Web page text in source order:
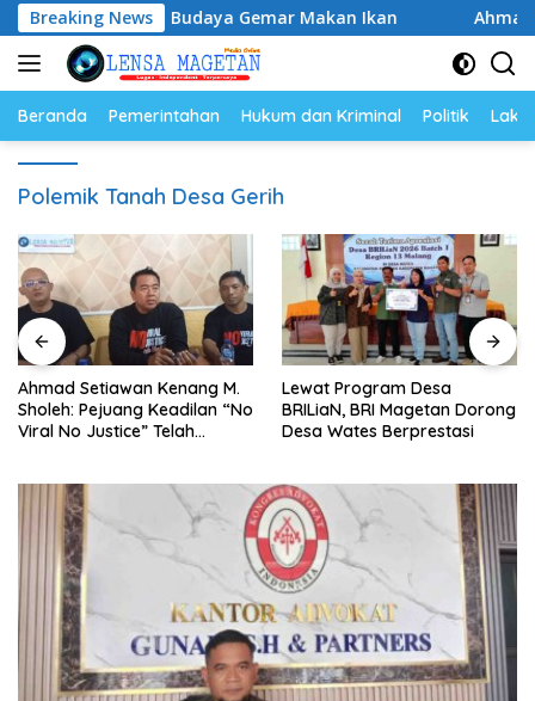
Langsung
ke
konten
Breaking News
Perkuat Budaya Gemar Makan Ikan Ahmad
Beranda Pemerintahan Hukum dan Kriminal Politik
Polemik Tanah Desa Gerih
Ahmad Setiawan Kenang M.
Sholeh: Pejuang Keadilan “No
Viral No Justice” Telah
Lewat Program Desa
BRILiaN, BRI Magetan Dorong
Desa Wates Berprestasi